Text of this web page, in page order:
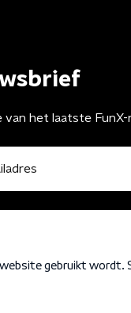
het laatste FunX-